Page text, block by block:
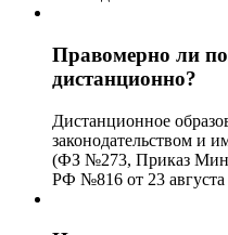
Правомерно ли
дистанционно?
Дистанционное
законодательством и
(ФЗ №273, Приказ
РФ №816 от 23 августа